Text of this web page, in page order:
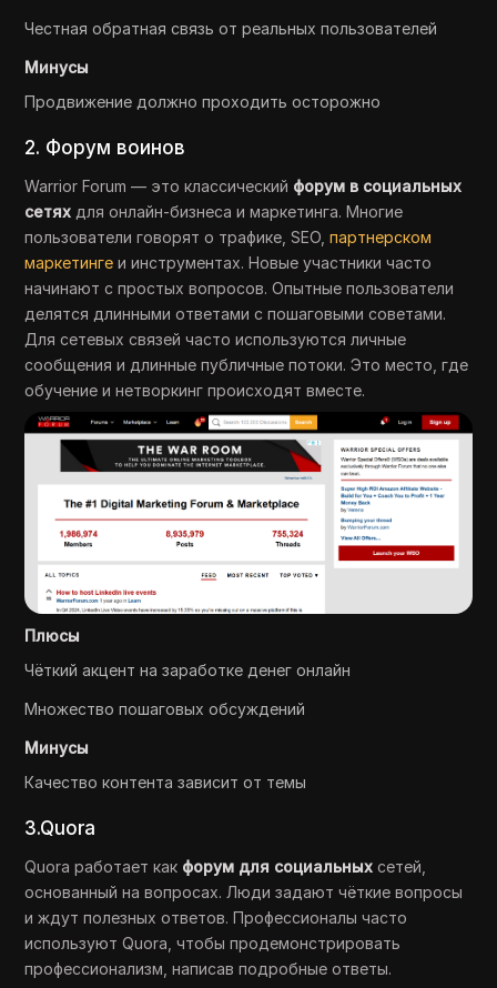
Честная обратная связь от реальных пользователей
Минусы
Продвижение должно проходить осторожно
2. Форум воинов
Warrior Forum — это классический форум в социальных
сетях для онлайн-бизнеса и маркетинга. Многие
пользователи говорят о трафике, SEO,партнерском
маркетинге и инструментах. Новые участники часто
начинают с простых вопросов. Опытные пользователи
делятся длинными ответами с пошаговыми советами.
Для сетевых связей часто используются личные
сообщения и длинные публичные потоки. Это место, где
обучение и нетворкинг происходят вместе.
Плюсы
Чёткий акцент на заработке денег онлайн
Множество пошаговых обсуждений
Минусы
Качество контента зависит от темы
3.Quora
Quora работает как форум для социальных сетей,
основанный на вопросах. Люди задают чёткие вопросы
и ждут полезных ответов. Профессионалы часто
используют Quora, чтобы продемонстрировать
профессионализм, написав подробные ответы.